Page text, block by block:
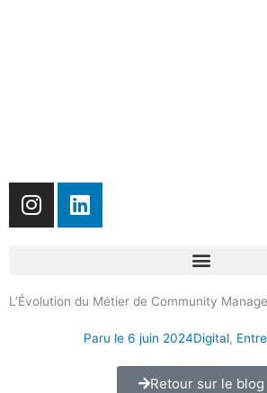
I
n
g
L
i
d
n
L’Évolution du Métier de Community
Paru le 6 juin 2024Digital,
Retour sur le blog